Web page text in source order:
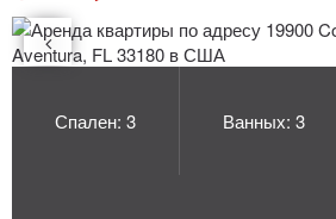
Спален: 3 Ванных: 3